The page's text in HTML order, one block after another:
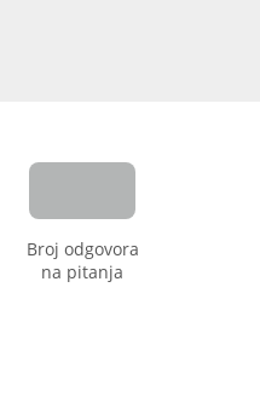
Broj odgovora
na pitanja